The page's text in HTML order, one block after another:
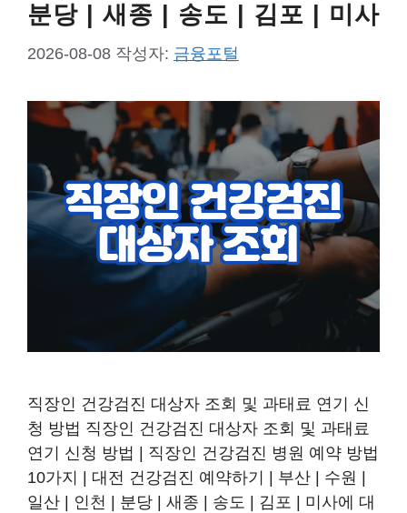
분당 | 새종 | 송도 | 김포 | 미사
2026-08-08 작성자: 금융포털
직장인 건강검진 대상자 조회 및 과태료 연기 신
청 방법 직장인 건강검진 대상자 조회 및 과태료
연기 신청 방법 | 직장인 건강검진 병원 예약 방법
10가지 | 대전 건강검진 예약하기 | 부산 | 수원 |
일산 | 인천 | 분당 | 새종 | 송도 | 김포 | 미사에 대